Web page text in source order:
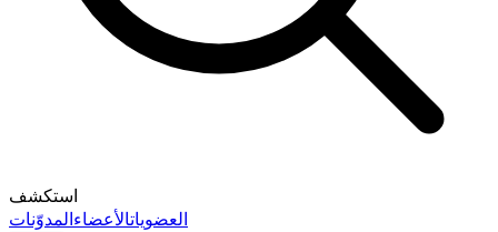
استكشف
العضوياتالأعضاءالمدوّنات